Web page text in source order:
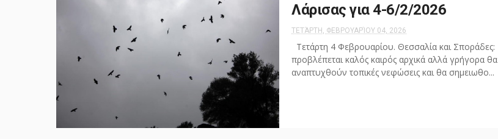
Λάρισας για 4-6/2/2026
ΤΕΤΆΡΤΗ, ΦΕΒΡΟΥΑΡΊΟΥ 04, 2026
Τετάρτη 4 Φεβρουαρίου. Θεσσαλία και Σποράδες:
προβλέπεται καλός καιρός αρχικά αλλά γρήγορα θα
αναπτυχθούν τοπικές νεφώσεις και θα σημειωθο...